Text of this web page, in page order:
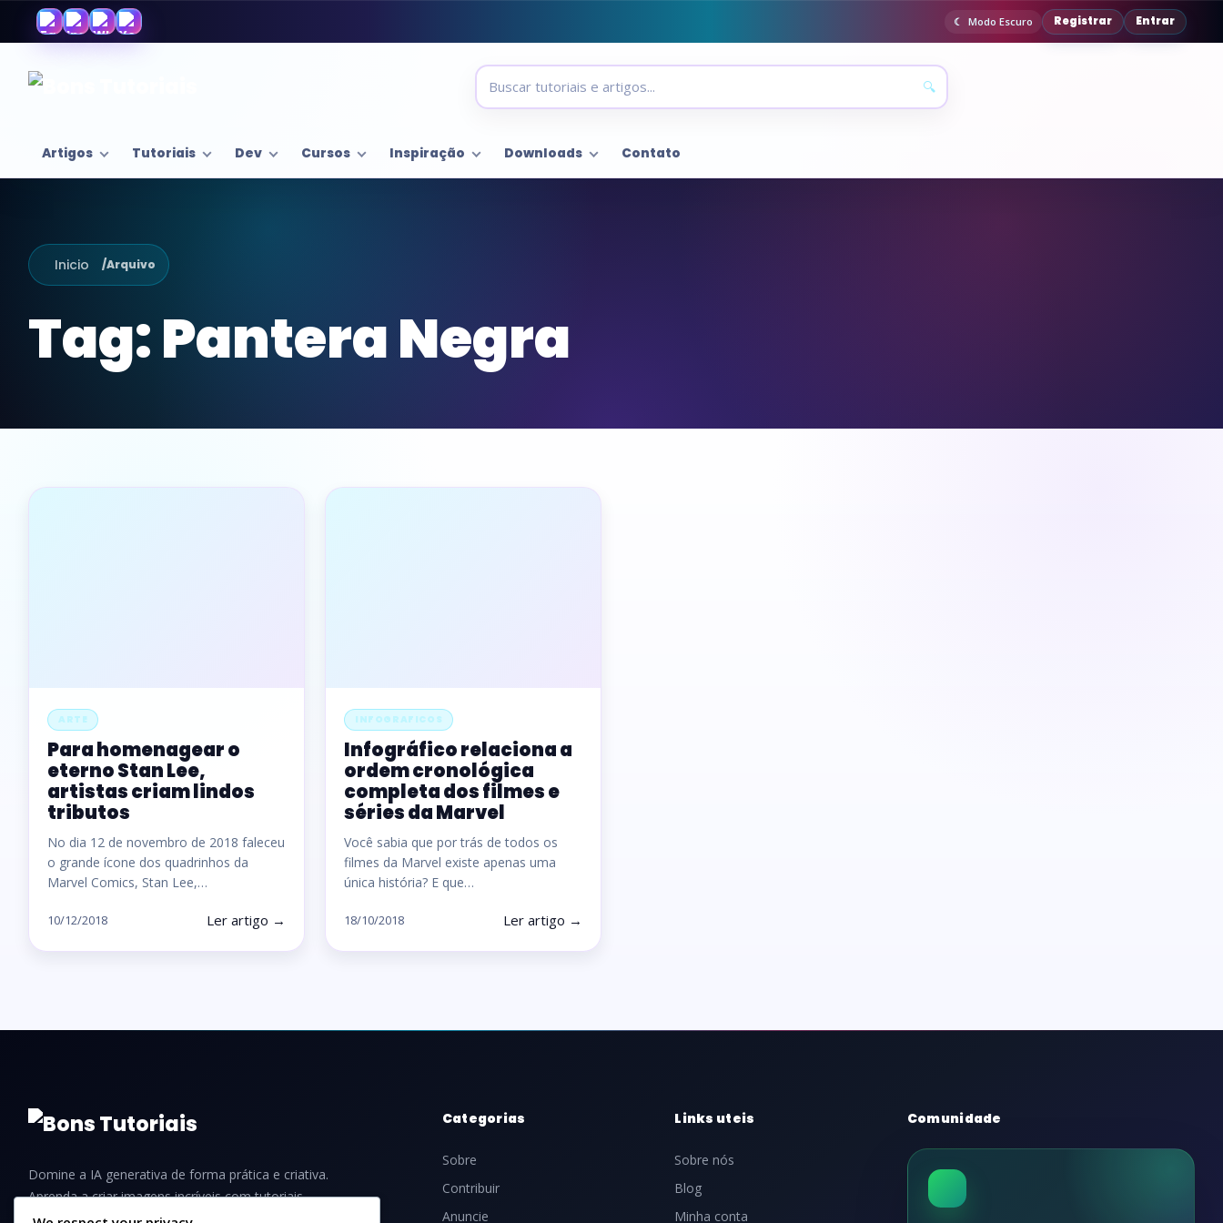
Modo Escuro Registrar Entrar
🔍
Artigos Tutoriais Dev Cursos Inspiração Downloads Contato
Inicio /Arquivo
Tag:Pantera Negra
ARTE
Para homenagear o
eterno Stan Lee,
artistas criam lindos
tributos
No dia 12 de novembro de 2018 faleceu
o grande ícone dos quadrinhos da
Marvel Comics, Stan Lee,…
10/12/2018 Ler artigo →
INFOGRAFICOS
Infográfico relaciona a
ordem cronológica
completa dos filmes e
séries da Marvel
Você sabia que por trás de todos os
filmes da Marvel existe apenas uma
única história? E que…
18/10/2018 Ler artigo →
Domine a IA generativa de forma prática e criativa.
Aprenda a criar imagens incríveis com tutoriais,
guias e dicas para iniciantes e profissionais.
Categorias
Sobre
Contribuir
Anuncie
Links uteis
Sobre nós
Blog
Minha conta
Comunidade